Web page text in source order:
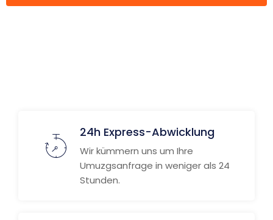
24h Express-Abwicklung
Wir kümmern uns um Ihre
Umuzgsanfrage in weniger als 24
Stunden.